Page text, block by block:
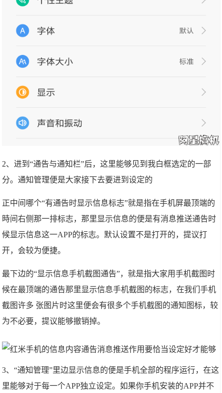
2、进到“通告与通知栏”后，这里能够见到我白框选定的一部
分。通知管理便是大家接下去要进到设定的
正中间哪个“有通告时显示信息标志”就是指在手机屏最顶端的
時间右侧那一排标志，那里显示信息的便是有消息推送通告时
候显示信息这一APP的标志。默认设置不是打开的，提议打
开，会较为便捷。
最下边的“显示信息手机截图通告”，就是指大家用手机截图时
候在最顶端的通告那里显示信息手机截图的标志，在我们手机
截图许多 张图片时这里便会有很多个手机截图的通知图标，较
为不必要，提议能够撤销掉。
3、“通知管理”里边显示信息的便是手机全部的程序运行，在这
里能够对于每一个APP独立设定。如果你手机安装的APP并不